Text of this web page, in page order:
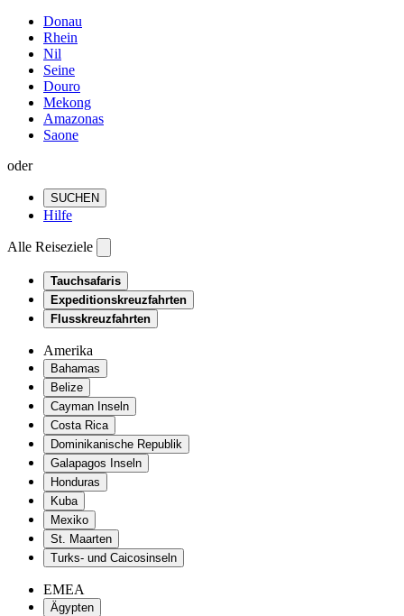
Donau
Rhein
Nil
Seine
Douro
Mekong
Amazonas
Saone
oder
SUCHEN
Hilfe
Alle Reiseziele
Tauchsafaris
Expeditionskreuzfahrten
Flusskreuzfahrten
Amerika
Bahamas
Belize
Cayman Inseln
Costa Rica
Dominikanische Republik
Galapagos Inseln
Honduras
Kuba
Mexiko
St. Maarten
Turks- und Caicosinseln
EMEA
Ägypten